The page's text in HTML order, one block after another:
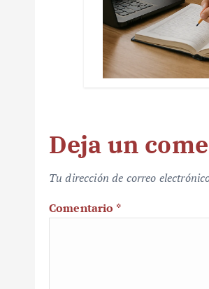
Deja un
Tu dirección de correo
Comentario *